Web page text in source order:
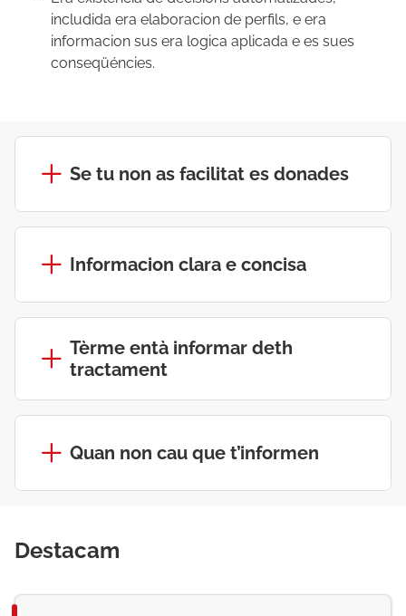
includida era elaboracion de perfils, e era
informacion sus era logica aplicada e es sues
conseqüéncies.
Se tu non as facilitat es donades
Informacion clara e concisa
Tèrme entà informar deth
tractament
Quan non cau que t’informen
Destacam